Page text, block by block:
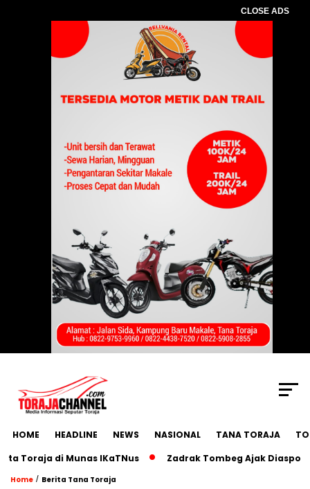
CLOSE ADS
HOME HEADLINE NEWS NASIONAL TANA TORAJA
di Munas IKaTNus
Zadrak Tombeg Ajak Diaspora
Home / Berita Tana Toraja